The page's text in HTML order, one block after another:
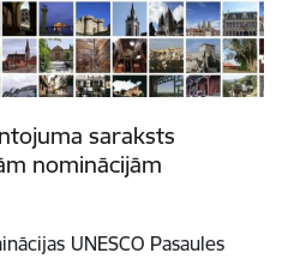
saraksts
nominācijām
UNESCO Pasaules